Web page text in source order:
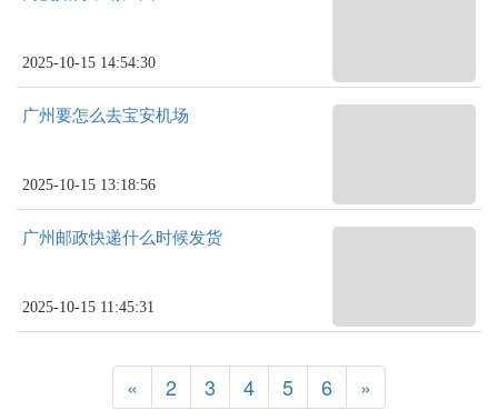
2025-10-15 14:54:30
广州要怎么去宝安机场
2025-10-15 13:18:56
广州邮政快递什么时候发货
2025-10-15 11:45:31
« 2 3 4 5 6 »